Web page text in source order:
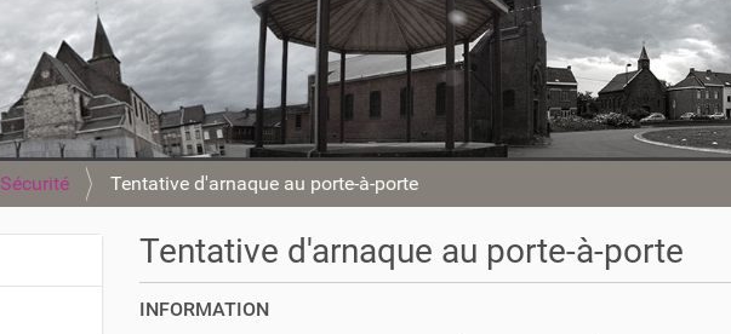
Sécurité Tentative d'arnaque au porte-à-porte
Tentative d'arnaque au porte-à-porte
INFORMATION